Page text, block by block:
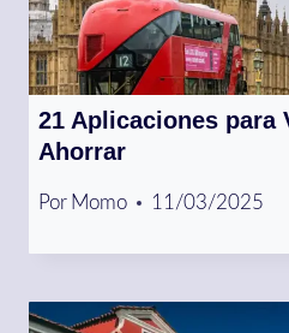
21 Aplicaciones para
Ahorrar
Por Momo 11/03/2025